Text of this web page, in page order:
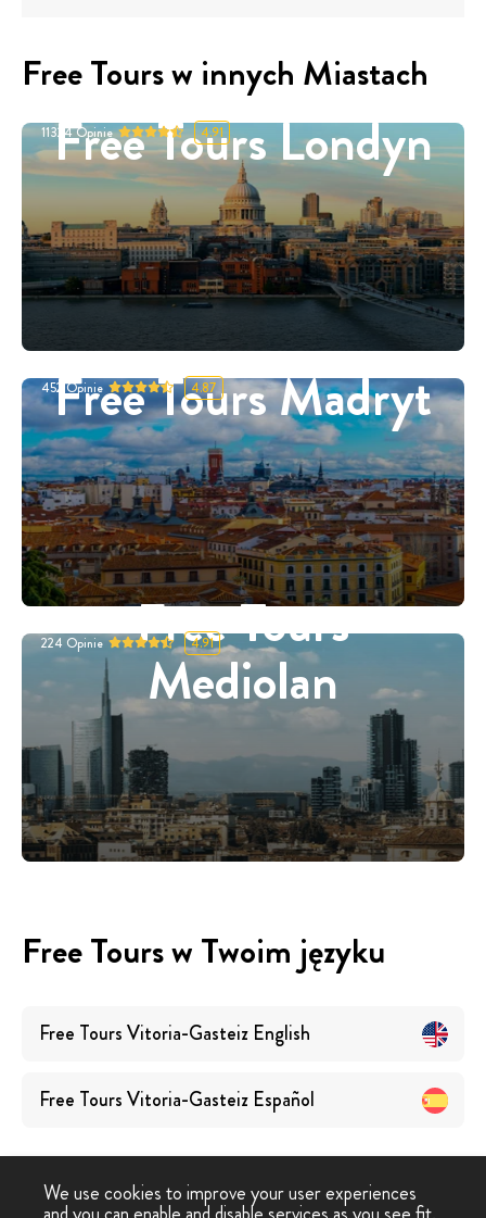
Free Tours w innych Miastach
Free Tours Londyn
11324Opinie 4.91
Free Tours Madryt
452 Opinie 4.87
Free Tours
Mediolan
224 Opinie 4.91
Free Tours w Twoim języku
Free ToursVitoria-Gasteiz English
Free ToursVitoria-Gasteiz Español
We use cookies to improve your user experiences